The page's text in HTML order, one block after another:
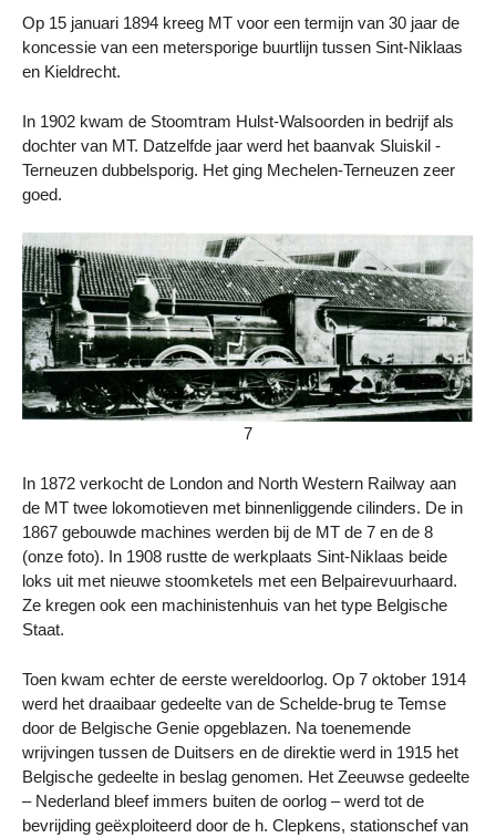
Op 15 januari 1894 kreeg MT voor een termijn van 30 jaar de
koncessie van een metersporige buurtlijn tussen Sint-Niklaas
en Kieldrecht.
In 1902 kwam de Stoomtram Hulst-Walsoorden in bedrijf als
dochter van MT. Datzelfde jaar werd het baanvak Sluiskil -
Terneuzen dubbelsporig. Het ging Mechelen-Terneuzen zeer
goed.
7
In 1872 verkocht de London and North Western Railway aan
de MT twee lokomotieven met binnenliggende cilinders. De in
1867 gebouwde machines werden bij de MT de 7 en de 8
(onze foto). In 1908 rustte de werkplaats Sint-Niklaas beide
loks uit met nieuwe stoomketels met een Belpairevuurhaard.
Ze kregen ook een machinistenhuis van het type Belgische
Staat.
Toen kwam echter de eerste wereldoorlog. Op 7 oktober 1914
werd het draaibaar gedeelte van de Schelde-brug te Temse
door de Belgische Genie opgeblazen. Na toenemende
wrijvingen tussen de Duitsers en de direktie werd in 1915 het
Belgische gedeelte in beslag genomen. Het Zeeuwse gedeelte
– Nederland bleef immers buiten de oorlog – werd tot de
bevrijding geëxploiteerd door de h. Clepkens, stationschef van